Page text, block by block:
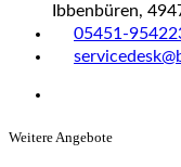
Ibbenbüren,
05451-
Weitere Angebote